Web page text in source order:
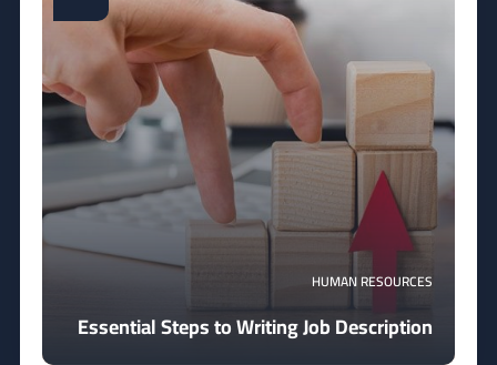
HUMAN RESOURCES
Essential Steps to Writing Job Description